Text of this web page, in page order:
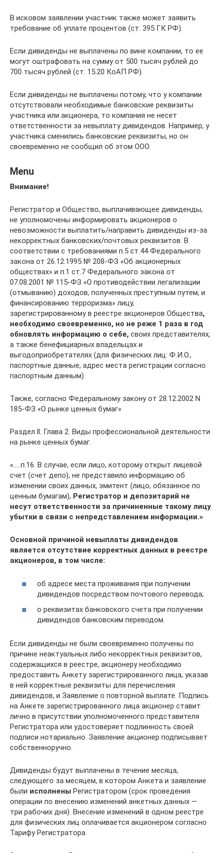
В исковом заявлении участник также может заявить
требование об уплате процентов (ст. 395 ГК РФ).
Если дивиденды не выплачены по вине компании, то ее
могут оштрафовать на сумму от 500 тысяч рублей до
700 тысяч рублей (ст. 15.20 КоАП РФ).
Если дивиденды не выплачены потому, что у компании
отсутствовали необходимые банковские реквизиты
участника или акционера, то компания не несет
ответственности за невыплату дивидендов. Например, у
участника сменились банковские реквизиты, но он
своевременно не сообщил об этом ООО.
Menu
Внимание!
Регистратор и Общество, выплачивающее дивиденды,
не уполномочены информировать акционеров о
невозможности выплатить/направить дивиденды из-за
некорректных банковских/почтовых реквизитов. В
соответствии с требованиями п.5 ст.44 Федерального
закона от 26.12.1995 № 208-ФЗ «Об акционерных
обществах» и п.1 ст.7 Федерального закона от
07.08.2001 № 115-ФЗ «О противодействии легализации
(отмыванию) доходов, полученных преступным путем, и
финансированию терроризма» лицу,
зарегистрированному в реестре акционеров Общества,
необходимо своевременно, но не реже 1 раза в год
обновлять информацию о себе, своих представителях,
а также бенефициарных владельцах и
выгодоприобретателях (для физических лиц: Ф.И.О.,
паспортные данные, адрес места регистрации согласно
паспортным данным).
Также, согласно Федеральному закону от 28.12.2002 N
185-ФЗ «О рынке ценных бумаг»
Раздел ll. Глава 2. Виды профессиональной деятельности
на рынке ценных бумаг.
«…..п.16. В случае, если лицо, которому открыт лицевой
счет (счет депо), не представило информацию об
изменении своих данных, эмитент (лицо, обязанное по
ценным бумагам), Регистратор и депозитарий не
несут ответственности за причиненные такому лицу
убытки в связи с непредставлением информации.»
Основной причиной невыплаты дивидендов
является отсутствие корректных данных в реестре
акционеров, в том числе:
об адресе места проживания при получении
дивидендов посредством почтового перевода;
о реквизитах банковского счета при получении
дивидендов банковским переводом.
Если дивиденды не были своевременно получены по
причине неактуальных либо некорректных реквизитов,
содержащихся в реестре, акционеру необходимо
предоставить Анкету зарегистрированного лица, указав
в ней корректные реквизиты для перечисления
дивидендов, и Заявление о повторной выплате. Подпись
на Анкете зарегистрированного лица акционер ставит
лично в присутствии уполномоченного представителя
Регистратора или удостоверяет подлинность своей
подписи нотариально. Заявление акционер подписывает
собственноручно.
Дивиденды будут выплачены в течение месяца,
следующего за месяцем, в котором Анкета и заявление
были исполнены Регистратором (срок проведения
операции по внесению изменений анкетных данных —
три рабочих дня). Внесение изменений в одном реестре
для физических лиц оплачивается акционером согласно
Тарифу Регистратора.